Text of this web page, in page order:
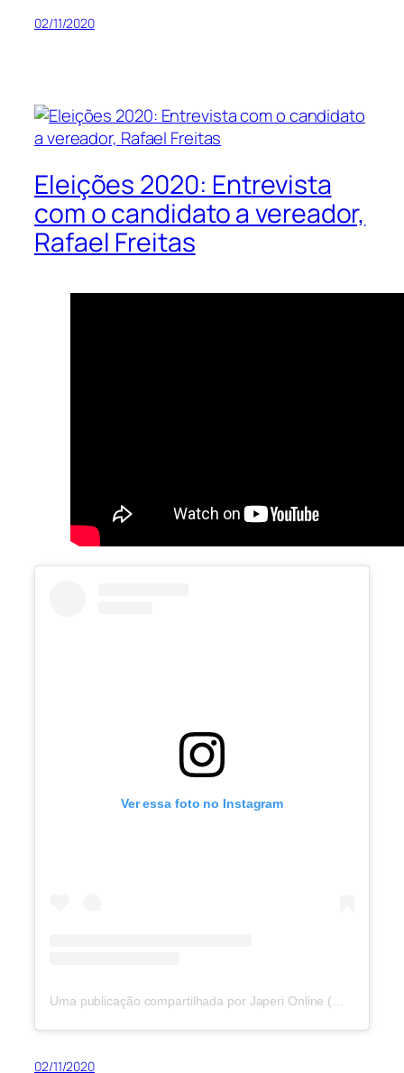
02/11/2020
Eleições 2020: Entrevista
com o candidato a vereador,
Rafael Freitas
Ver essa foto no Instagram
02/11/2020